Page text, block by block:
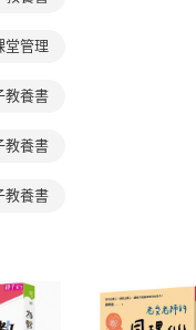
目的，商店將以您的個人
核對及更正。
support/home
人之同意方可使用
損失，本公司不負相關責
號之用戶狀況，依本公司即
堂管理
教養書
教養書
教養書